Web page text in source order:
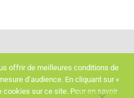
offrir de meilleures conditions de
d’audience. En cliquant sur «
cookies sur ce site. Pour en savoir